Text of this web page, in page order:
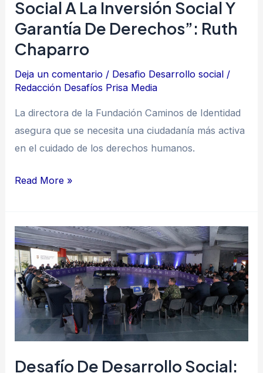
Social A La Inversión Social Y
Garantía De Derechos”: Ruth
Chaparro
Deja un comentario / Desafio Desarrollo social /
Redacción Desafíos Prisa Media
La directora de la Fundación Caminos de Identidad
asegura que se necesita una ciudadanía más activa
en el cuidado de los derechos humanos.
social
y
garantía
de
derechos”:
Ruth
Chaparro
Read More »
Desafío De Desarrollo Social:
Desafío
de
Desarrollo
Social:
¿Qué
necesita
colombia
para